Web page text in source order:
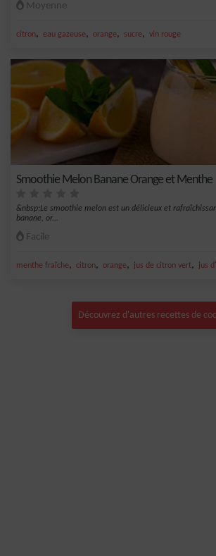
Moyenne
citron, eau gazeuse, orange, sucre, vin rouge
Smoothie Melon Banane Orange et Menthe
&nbsp;Le smoothie melon est un délicieux et
banane, or...
Facile
menthe fraîche, citron, orange, jus de citron vert, jus
Découvrez d'autres recettes de